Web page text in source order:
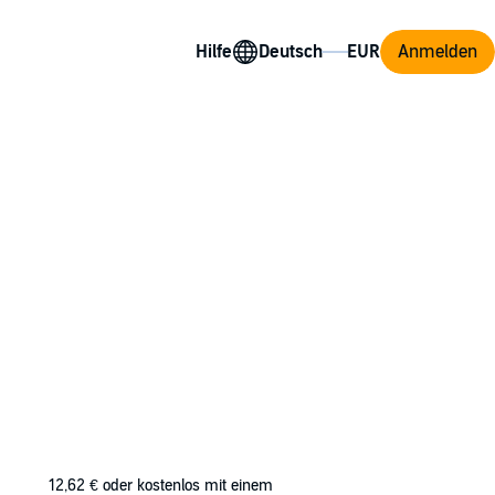
Hilfe Anmelden
12,62 € oder kostenlos mit einem